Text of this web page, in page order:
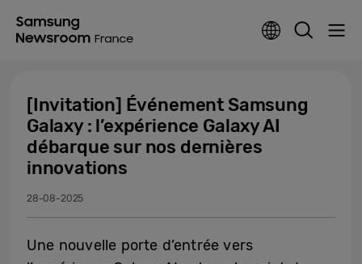
[Invitation] Événement Samsung
Galaxy : l’expérience Galaxy AI
débarque sur nos dernières
innovations
28-08-2025
Une nouvelle porte d’entrée vers